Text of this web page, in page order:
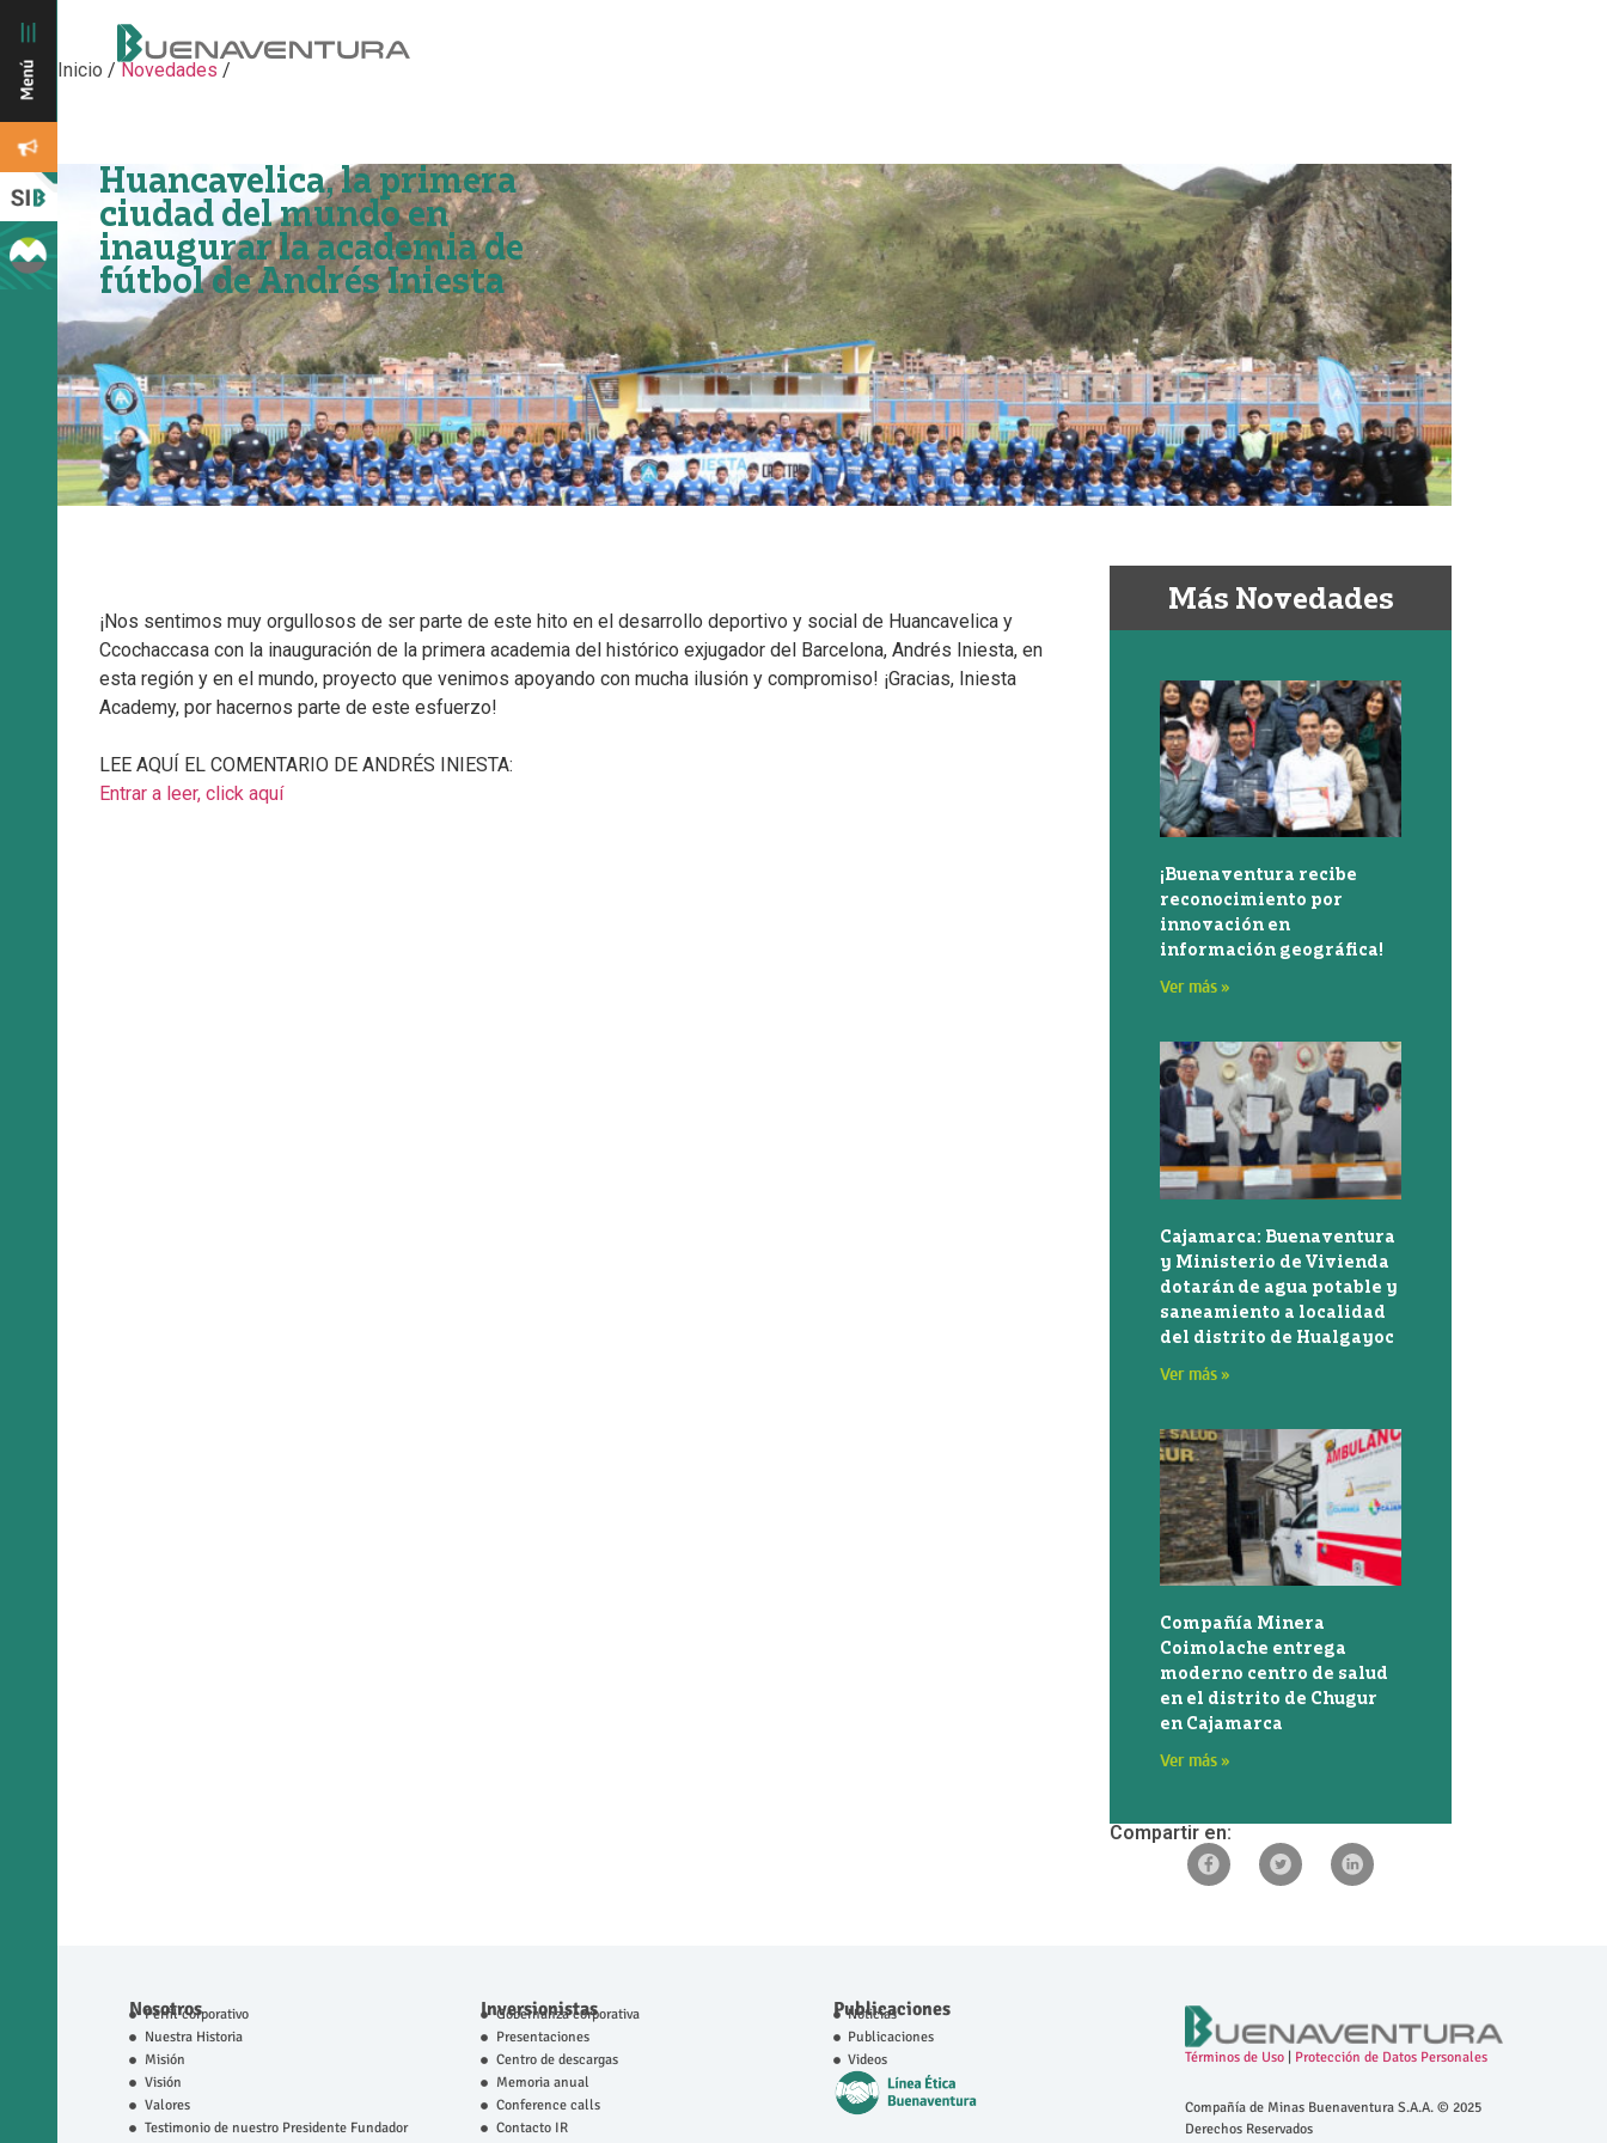
Inicio /Novedades /
Huancavelica, la primera
ciudad del mundo en
inaugurar la academia de
fútbol de Andrés Iniesta
¡Nos sentimos muy orgullosos de ser parte de este hito en el desarrollo deportivo y social de Huancavelica y
Ccochaccasa con la inauguración de la primera academia del histórico exjugador del Barcelona, Andrés Iniesta, en
esta región y en el mundo, proyecto que venimos apoyando con mucha ilusión y compromiso! ¡Gracias, Iniesta
Academy, por hacernos parte de este esfuerzo!
LEE AQUÍ EL COMENTARIO DE ANDRÉS INIESTA:
Entrar a leer, click aquí
Más Novedades
¡Buenaventura recibe
reconocimiento por
innovación en
información geográfica!
Ver más »
Cajamarca: Buenaventura
y Ministerio de Vivienda
dotarán de agua potable y
saneamiento a localidad
del distrito de Hualgayoc
Ver más »
Compañía Minera
Coimolache entrega
moderno centro de salud
en el distrito de Chugur
en Cajamarca
Ver más »
Compartir en:
Nosotros
Perfil corporativo
Nuestra Historia
Misión
Visión
Valores
Testimonio de nuestro Presidente Fundador
Inversionistas
Gobernanza corporativa
Presentaciones
Centro de descargas
Memoria anual
Conference calls
Contacto IR
Publicaciones
Noticias
Publicaciones
Videos
Términos de Uso| Protección de Datos Personales
Compañía de Minas Buenaventura S.A.A. © 2025
Derechos Reservados